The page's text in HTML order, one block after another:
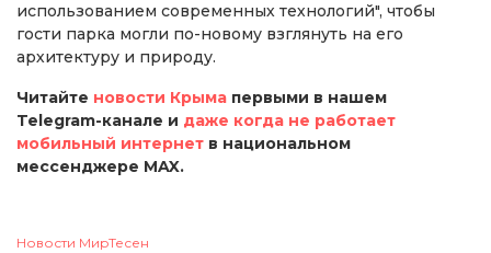
использованием современных технологий", чтобы
гости парка могли по-новому взглянуть на его
архитектуру и природу.
Читайте новости Крыма первыми в нашем
Telegram-канале и даже когда не работает
мобильный интернет в национальном
мессенджере MAX.
Новости МирТесен